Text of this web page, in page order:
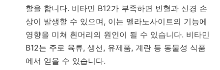
할을 합니다. 비타민 B12가 부족하면 빈혈과 신경 손
상이 발생할 수 있으며, 이는 멜라노사이트의 기능에
영향을 미쳐 흰머리의 원인이 될 수 있습니다. 비타민
B12는 주로 육류, 생선, 유제품, 계란 등 동물성 식품
에서 얻을 수 있습니다.